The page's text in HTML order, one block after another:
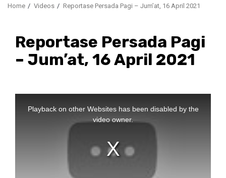
Home Videos Reportase Persada Pagi – Jum’at, 16 April 2021
Reportase Persada Pagi
– Jum’at, 16 April 2021